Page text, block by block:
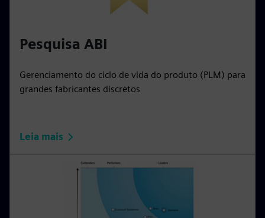
Pesquisa ABI
Gerenciamento do ciclo de vida do produto (PLM) para
grandes fabricantes discretos
Leia mais